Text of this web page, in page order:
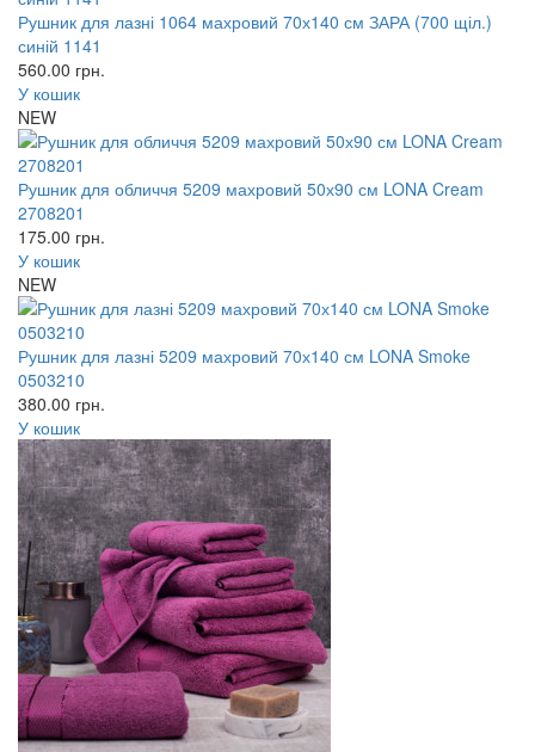
Рушник для лазні 1064 махровий 70х140 см ЗАРА (700 щіл.)
синій 1141
560.00 грн.
У кошик
NEW
Рушник для обличчя 5209 махровий 50х90 см LONA Cream
2708201
175.00 грн.
У кошик
NEW
Рушник для лазні 5209 махровий 70х140 см LONA Smoke
0503210
380.00 грн.
У кошик